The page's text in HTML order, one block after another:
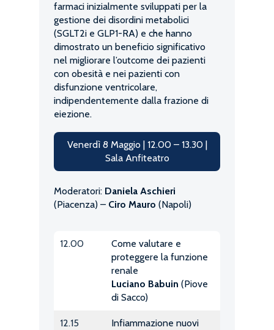
farmaci inizialmente sviluppati per la
gestione dei disordini metabolici
(SGLT2i e GLP1-RA) e che hanno
dimostrato un beneficio significativo
nel migliorare l’outcome dei pazienti
con obesità e nei pazienti con
disfunzione ventricolare,
indipendentemente dalla frazione di
eiezione.
Venerdì 8 Maggio | 12.00 – 13.30 |
Sala Anfiteatro
Moderatori: Daniela Aschieri
(Piacenza) – Ciro Mauro (Napoli)
12.00
Come valutare e
proteggere la funzione
renale
Luciano Babuin (Piove
di Sacco)
12.15
Infiammazione nuovi